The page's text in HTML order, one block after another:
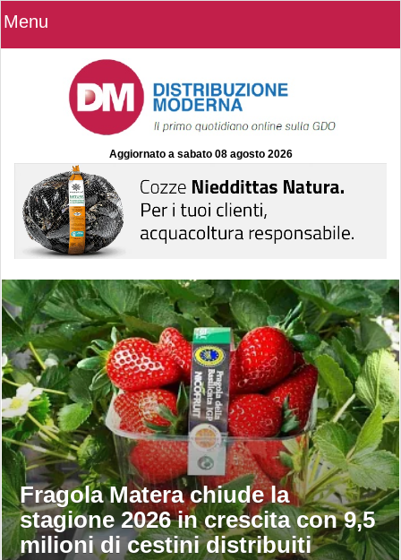
Menu
Aggiornato a sabato 08 agosto 2026
Fragola Matera chiude la
stagione 2026 in crescita con 9,5
milioni di cestini distribuiti